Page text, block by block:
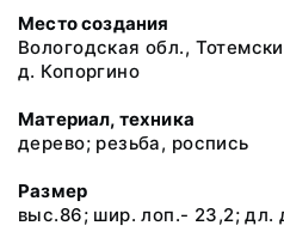
Место создания
Вологодская обл.,
д. Копоргино
Материал, техника
дерево; резьба, роспись
Размер
выс.86; шир. лоп.- 23,2; дл.